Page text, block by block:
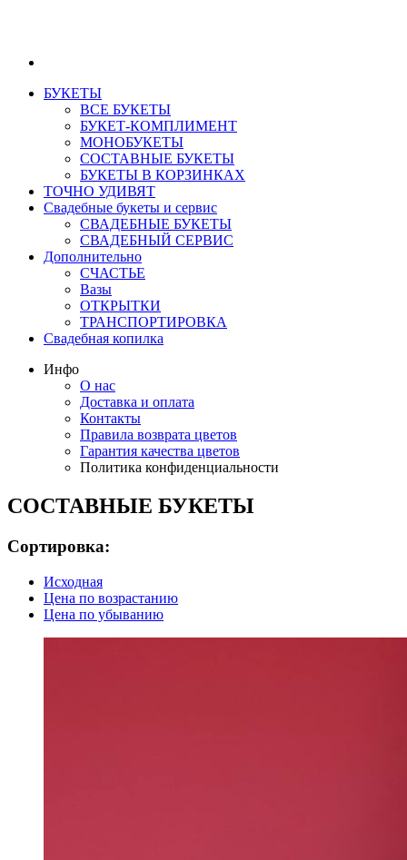
БУКЕТЫ
ВСЕ БУКЕТЫ
БУКЕТ-КОМПЛИМЕНТ
МОНОБУКЕТЫ
СОСТАВНЫЕ БУКЕТЫ
БУКЕТЫ В КОРЗИНКАХ
ТОЧНО УДИВЯТ
Свадебные букеты и сервис
СВАДЕБНЫЕ БУКЕТЫ
СВАДЕБНЫЙ СЕРВИС
Дополнительно
СЧАСТЬЕ
Вазы
ОТКРЫТКИ
ТРАНСПОРТИРОВКА
Свадебная копилка
Инфо
О нас
Доставка и оплата
Контакты
Правила возврата цветов
Гарантия качества цветов
Политика конфиденциальности
СОСТАВНЫЕ БУКЕТЫ
Сортировка:
Исходная
Цена по возрастанию
Цена по убыванию